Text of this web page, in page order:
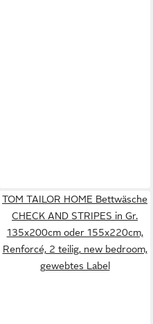
TOM TAILOR HOME Bettwäsche
CHECK AND STRIPES in Gr.
135x200cm oder 155x220cm,
Renforcé, 2 teilig, new bedroom,
gewebtes Label